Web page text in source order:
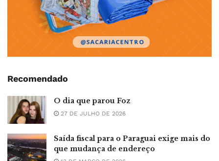
Recomendado
O dia que parou Foz
27 DE JULHO DE 2026
Saída fiscal para o Paraguai exige mais do
que mudança de endereço